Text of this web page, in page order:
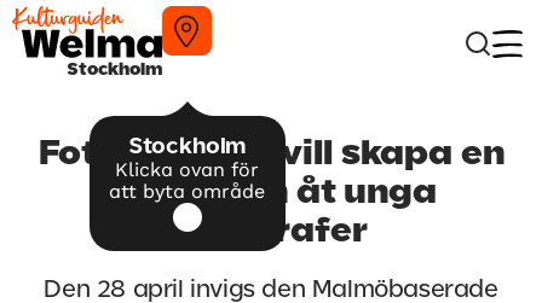
Stockholm
Stockholm
Klicka ovan för
att byta område
Fotografiska vill skapa en
konstscen åt unga
fotografer
Den 28 april invigs den Malmöbaserade